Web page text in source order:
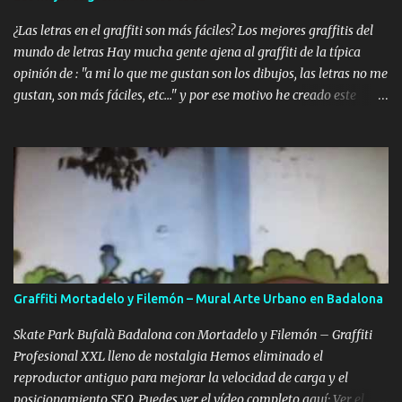
estilos urbanos El tipo de letra que ves arriba es solo una de las
muc...
¿Las letras en el graffiti son más fáciles? Los mejores graffitis del
mundo de letras Hay mucha gente ajena al graffiti de la típica
opinión de : "a mi lo que me gustan son los dibujos, las letras no me
gustan, son más fáciles, etc..." y por ese motivo he creado este
muchísimo más complejas que cualquier hiperrealismo. Aquí os
voy a dejar los que a mi modo de ver son los mejores graffiteros
del mundo en letras 3d (model pastel). Primero explicaré un
poquito de que se trata el estilo 3d o también llamado model
pastel. El estilo 3d tiene el objetivo de crear un efecto relieve que de
la sensación de que sobresale de la pared. Para conseguir este
efecto detridimensionalidad es necesario dar volúmenes con el
juego de colores y nunca sin ser trazadas (ya que perderían el
100% de este efecto), se pueden realizar usando una sola gama de
colores, ya...
Graffiti Mortadelo y Filemón – Mural Arte Urbano en Badalona
Skate Park Bufalà Badalona con Mortadelo y Filemón – Graffiti
Profesional XXL lleno de nostalgia Hemos eliminado el
reproductor antiguo para mejorar la velocidad de carga y el